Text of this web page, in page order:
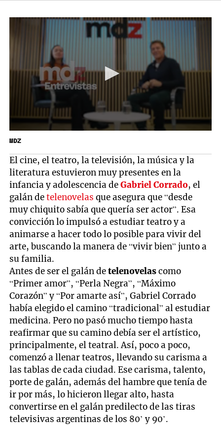
MDZ
El cine, el teatro, la televisión, la música y la
literatura estuvieron muy presentes en la
infancia y adolescencia deGabriel Corrado, el
galán detelenovelas que asegura que “desde
muy chiquito sabía que quería ser actor”. Esa
convicción lo impulsó a estudiar teatro y a
animarse a hacer todo lo posible para vivir del
arte, buscando la manera de “vivir bien” junto a
su familia.
Antes de ser el galán detelenovelascomo
“Primer amor”, “Perla Negra”, “Máximo
Corazón” y “Por amarte así”, Gabriel Corrado
había elegido el camino “tradicional” al estudiar
medicina. Pero no pasó mucho tiempo hasta
reafirmar que su camino debía ser el artístico,
principalmente, el teatral. Así, poco a poco,
comenzó a llenar teatros, llevando su carisma a
las tablas de cada ciudad. Ese carisma, talento,
porte de galán, además del hambre que tenía de
ir por más, lo hicieron llegar alto, hasta
convertirse en el galán predilecto de las tiras
televisivas argentinas de los 80’ y 90’.